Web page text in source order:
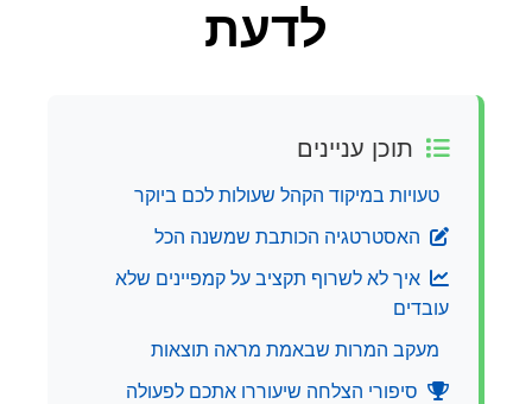
לדעת
תוכן עניינים
טעויות במיקוד הקהל שעולות לכם ביוקר
האסטרטגיה הכותבת שמשנה הכל
איך לא לשרוף תקציב על קמפיינים שלא
עובדים
מעקב המרות שבאמת מראה תוצאות
סיפורי הצלחה שיעוררו אתכם לפעולה